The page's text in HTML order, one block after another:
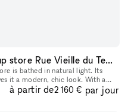
Boutique éphémère - Pop up store Rue Vieille du Temple (Marais)
is bathed in natural light. Its
it a modern, chic look. With a
layout also mak
à partir de2 160 € par jour